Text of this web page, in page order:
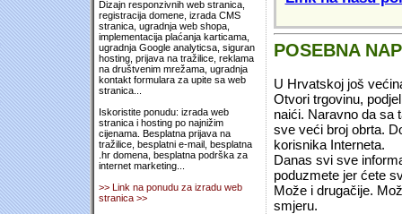
Dizajn responzivnih web stranica,
registracija domene, izrada CMS
stranica, ugradnja web shopa,
implementacija plaćanja karticama,
ugradnja Google analyticsa, siguran
hosting, prijava na tražilice, reklama
na društvenim mrežama, ugradnja
kontakt formulara za upite sa web
stranica...
Iskoristite ponudu: izrada web
stranica i hosting po najnižim
cijenama. Besplatna prijava na
tražilice, besplatni e-mail, besplatna
.hr domena, besplatna podrška za
internet marketing...
>> Link na ponudu za izradu web
stranica >>
POSEBNA
U Hrvatskoj još
Otvori trgovinu,
naići. Naravno da sa
sve veći broj obrta.
korisnika Interneta.
Danas svi sve
poduzmete jer ćete
Može i drugačije.
smjeru.